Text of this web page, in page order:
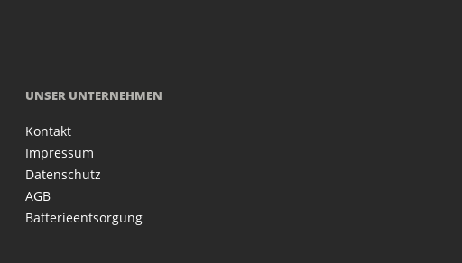
UNSER UNTERNEHMEN
Kontakt
Impressum
Datenschutz
AGB
Batterieentsorgung